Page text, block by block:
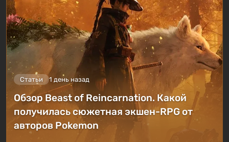
Статьи 1 день назад
Обзор Beast of Reincarnation. Какой
получилась сюжетная экшен-RPG от
авторов Pokemon